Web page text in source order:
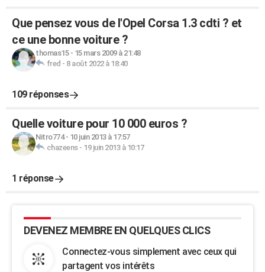
Que pensez vous de l'Opel Corsa 1.3 cdti ? et
ce une bonne voiture ?
thomas15- 15 mars 2009 à 21:48
fred - 8 août 2022 à 18:40
109 réponses
Quelle voiture pour 10 000 euros ?
Nitro774- 10 juin 2013 à 17:57
chazeens- 19 juin 2013 à 10:17
1 réponse
DEVENEZ MEMBRE EN QUELQUES CLICS
Connectez-vous simplement avec ceux qui
partagent vos intérêts